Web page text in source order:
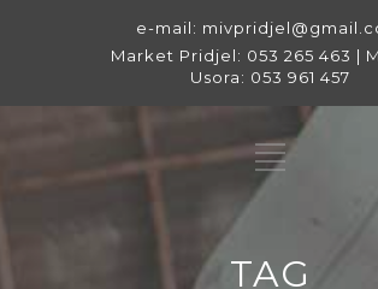
e-mail:
Market Pridjel: 053 265 463 |
Usora: 053 961 457
TAG